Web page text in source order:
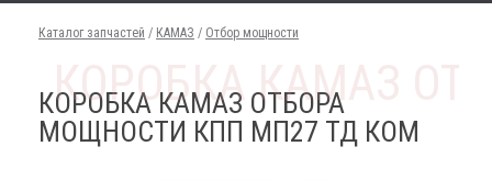
Каталог запчастей / КАМАЗ / Отбор мощности
КОРОБКА КАМАЗ ОТБОРА
МОЩНОСТИ КПП МП27 ТД КОМ